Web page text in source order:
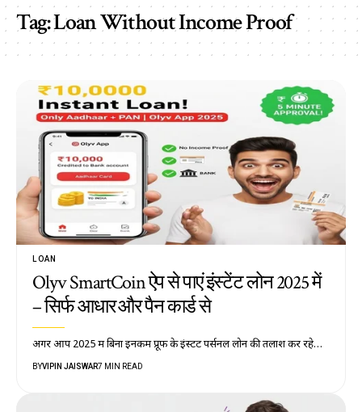
Tag:Loan Without Income Proof
LOAN
Olyv SmartCoin ऐप से पाएं इंस्टेंट लोन 2025 में
– सिर्फ आधार और पैन कार्ड से
अगर आप 2025 में बिना इनकम प्रूफ के इंस्टेंट पर्सनल लोन की तलाश कर रहे…
BYVIPIN JAISWAR7 MIN READ